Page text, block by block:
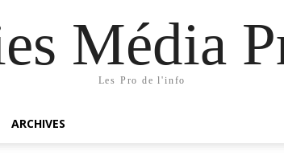
Média
Les Pro de l'info
ARCHIVES